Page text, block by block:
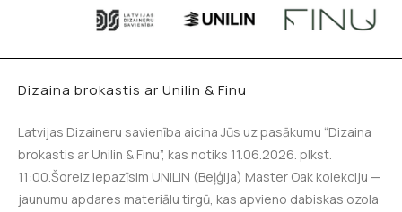
Dizaina brokastis ar Unilin & Finu
Latvijas Dizaineru savienība aicina Jūs uz pasākumu “Dizaina
brokastis ar Unilin & Finu”, kas notiks 11.06.2026. plkst.
11:00.Šoreiz iepazīsim UNILIN (Beļģija) Master Oak kolekciju —
jaunumu apdares materiālu tirgū, kas apvieno dabiskas ozola